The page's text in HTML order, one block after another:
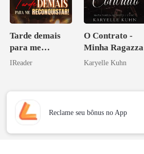
Tarde demais
para me
reconquistar!
IReader
O Contrato -
Minha Ragazza
Karyelle Kuhn
Reclame seu bônus no App